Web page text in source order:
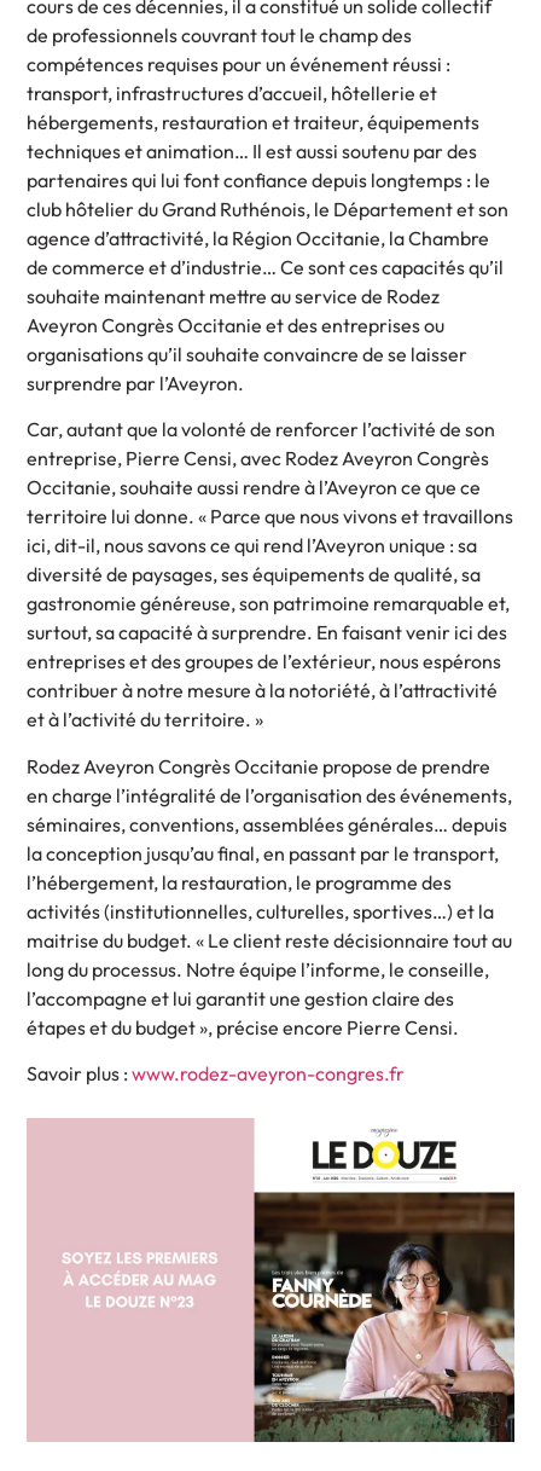
cours de ces décennies, il a constitué un solide collectif
de professionnels couvrant tout le champ des
compétences requises pour un événement réussi :
transport, infrastructures d’accueil, hôtellerie et
hébergements, restauration et traiteur, équipements
techniques et animation… Il est aussi soutenu par des
partenaires qui lui font confiance depuis longtemps : le
club hôtelier du Grand Ruthénois, le Département et son
agence d’attractivité, la Région Occitanie, la Chambre
de commerce et d’industrie… Ce sont ces capacités qu’il
souhaite maintenant mettre au service de Rodez
Aveyron Congrès Occitanie et des entreprises ou
organisations qu’il souhaite convaincre de se laisser
surprendre par l’Aveyron.
Car, autant que la volonté de renforcer l’activité de son
entreprise, Pierre Censi, avec Rodez Aveyron Congrès
Occitanie, souhaite aussi rendre à l’Aveyron ce que ce
territoire lui donne. « Parce que nous vivons et travaillons
ici, dit-il, nous savons ce qui rend l’Aveyron unique : sa
diversité de paysages, ses équipements de qualité, sa
gastronomie généreuse, son patrimoine remarquable et,
surtout, sa capacité à surprendre. En faisant venir ici des
entreprises et des groupes de l’extérieur, nous espérons
contribuer à notre mesure à la notoriété, à l’attractivité
et à l’activité du territoire. »
Rodez Aveyron Congrès Occitanie propose de prendre
en charge l’intégralité de l’organisation des événements,
séminaires, conventions, assemblées générales… depuis
la conception jusqu’au final, en passant par le transport,
l’hébergement, la restauration, le programme des
activités (institutionnelles, culturelles, sportives…) et la
maitrise du budget. « Le client reste décisionnaire tout au
long du processus. Notre équipe l’informe, le conseille,
l’accompagne et lui garantit une gestion claire des
étapes et du budget », précise encore Pierre Censi.
Savoir plus :www.rodez-aveyron-congres.fr